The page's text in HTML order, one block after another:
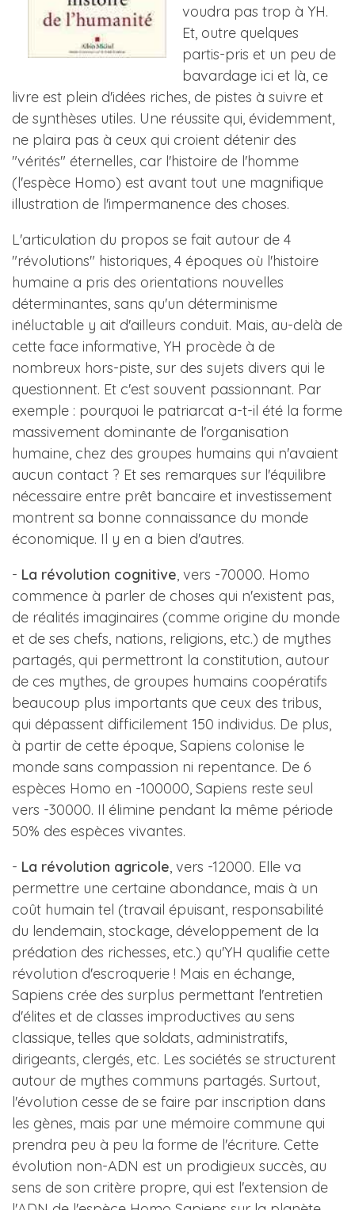
voudra pas trop à YH.
Et, outre quelques
partis-pris et un peu de
bavardage ici et là, ce
livre est plein d'idées riches, de pistes à suivre et
de synthèses utiles. Une réussite qui, évidemment,
ne plaira pas à ceux qui croient détenir des
"vérités" éternelles, car l'histoire de l'homme
(l'espèce Homo) est avant tout une magnifique
illustration de l'impermanence des choses.
L'articulation du propos se fait autour de 4
"révolutions" historiques, 4 époques où l'histoire
humaine a pris des orientations nouvelles
déterminantes, sans qu'un déterminisme
inéluctable y ait d'ailleurs conduit. Mais, au-delà de
cette face informative, YH procède à de
nombreux hors-piste, sur des sujets divers qui le
questionnent. Et c'est souvent passionnant. Par
exemple : pourquoi le patriarcat a-t-il été la forme
massivement dominante de l'organisation
humaine, chez des groupes humains qui n'avaient
aucun contact ? Et ses remarques sur l'équilibre
nécessaire entre prêt bancaire et investissement
montrent sa bonne connaissance du monde
économique. Il y en a bien d'autres.
- La révolution cognitive, vers -70000. Homo
commence à parler de choses qui n'existent pas,
de réalités imaginaires (comme origine du monde
et de ses chefs, nations, religions, etc.) de mythes
partagés, qui permettront la constitution, autour
de ces mythes, de groupes humains coopératifs
beaucoup plus importants que ceux des tribus,
qui dépassent difficilement 150 individus. De plus,
à partir de cette époque, Sapiens colonise le
monde sans compassion ni repentance. De 6
espèces Homo en -100000, Sapiens reste seul
vers -30000. Il élimine pendant la même période
50% des espèces vivantes.
- La révolution agricole, vers -12000. Elle va
permettre une certaine abondance, mais à un
coût humain tel (travail épuisant, responsabilité
du lendemain, stockage, développement de la
prédation des richesses, etc.) qu'YH qualifie cette
révolution d'escroquerie ! Mais en échange,
Sapiens crée des surplus permettant l'entretien
d'élites et de classes improductives au sens
classique, telles que soldats, administratifs,
dirigeants, clergés, etc. Les sociétés se structurent
autour de mythes communs partagés. Surtout,
l'évolution cesse de se faire par inscription dans
les gènes, mais par une mémoire commune qui
prendra peu à peu la forme de l'écriture. Cette
évolution non-ADN est un prodigieux succès, au
sens de son critère propre, qui est l'extension de